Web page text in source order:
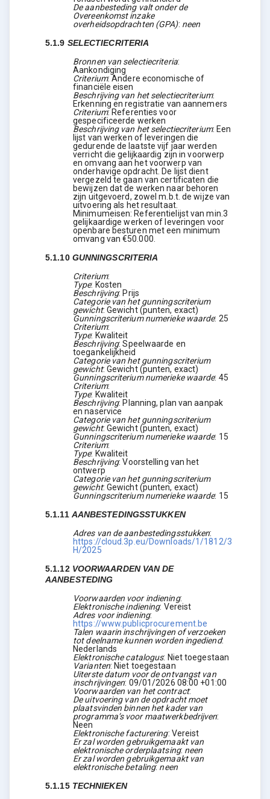
De aanbesteding valt onder de
Overeenkomst inzake
overheidsopdrachten (GPA): neen
5.1.9 SELECTIECRITERIA
Bronnen van selectiecriteria:
Aankondiging
Criterium:Andere economische of
financiële eisen
Beschrijving van het selectiecriterium:
Erkenning en registratie van aannemers
Criterium: Referenties voor
gespecificeerde werken
Beschrijving van het selectiecriterium: Een
lijst van werken of leveringen die
gedurende de laatste vijf jaar werden
verricht die gelijkaardig zijn in voorwerp
en omvang aan het voorwerp van
onderhavige opdracht. De lijst dient
vergezeld te gaan van certificaten die
bewijzen dat de werken naar behoren
zijn uitgevoerd, zowel m.b.t. de wijze van
uitvoering als het resultaat.
Minimumeisen: Referentielijst van min.3
gelijkaardige werken of leveringen voor
openbare besturen met een minimum
omvang van €50.000.
5.1.10 GUNNINGSCRITERIA
Criterium:
Type: Kosten
Beschrijving: Prijs
Categorie van het gunningscriterium
gewicht: Gewicht (punten, exact)
Gunningscriterium numerieke waarde: 25
Criterium:
Type: Kwaliteit
Beschrijving:Speelwaarde en
toegankelijkheid
Categorie van het gunningscriterium
gewicht: Gewicht (punten, exact)
Gunningscriterium numerieke waarde: 45
Criterium:
Type: Kwaliteit
Beschrijving: Planning, plan van aanpak
en naservice
Categorie van het gunningscriterium
gewicht: Gewicht (punten, exact)
Gunningscriterium numerieke waarde: 15
Criterium:
Type: Kwaliteit
Beschrijving:Voorstelling van het
ontwerp
Categorie van het gunningscriterium
gewicht: Gewicht (punten, exact)
Gunningscriterium numerieke waarde: 15
5.1.11 AANBESTEDINGSSTUKKEN
Adres van de aanbestedingsstukken:
https://cloud.3p.eu/Downloads/1/1812/3
H/2025
5.1.12 VOORWAARDEN VAN DE
AANBESTEDING
Voorwaarden voor indiening:
Elektronische indiening: Vereist
Adres voor indiening:
https://www.publicprocurement.be
Talen waarin inschrijvingen of verzoeken
tot deelname kunnen worden ingediend:
Nederlands
Elektronische catalogus: Niet toegestaan
Varianten: Niet toegestaan
Uiterste datum voor de ontvangst van
inschrijvingen: 09/01/2026 08:00 +01:00
Voorwaarden van het contract:
De uitvoering van de opdracht moet
plaatsvinden binnen het kader van
programma’s voor maatwerkbedrijven:
Neen
Elektronische facturering: Vereist
Er zal worden gebruikgemaakt van
elektronische orderplaatsing: neen
Er zal worden gebruikgemaakt van
elektronische betaling: neen
5.1.15 TECHNIEKEN